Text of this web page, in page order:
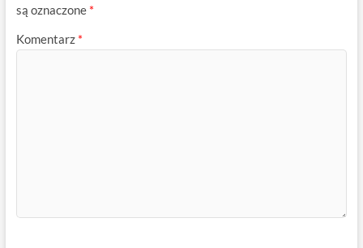
są oznaczone *
Komentarz *